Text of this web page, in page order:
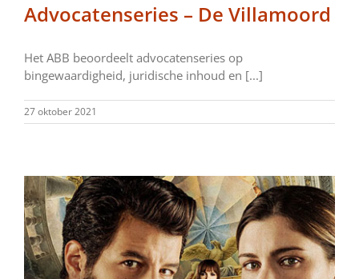
Advocatenseries – De Villamoord
Het ABB beoordeelt advocatenseries op
bingewaardigheid, juridische inhoud en [...]
27 oktober 2021